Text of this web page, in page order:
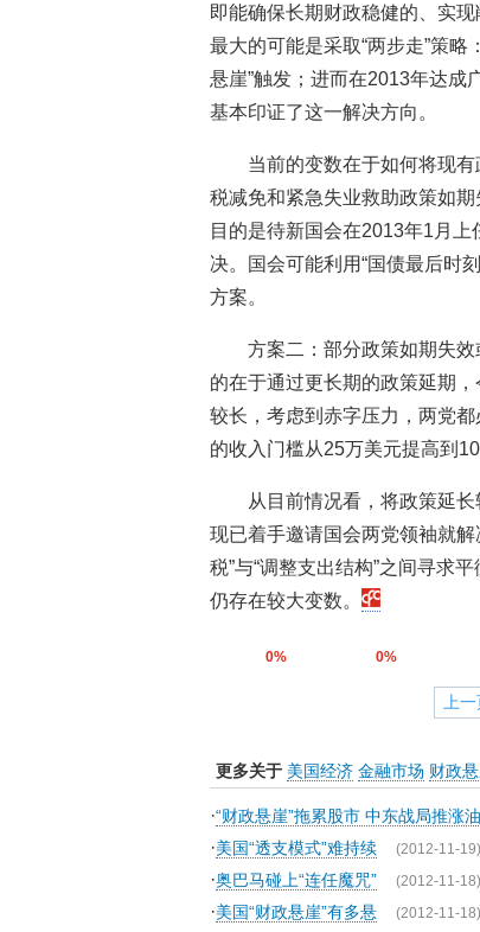
即能确保长期财政稳健的、实
最大的可能是采取“两步走”策
悬崖”触发；进而在2013年达成
基本印证了这一解决方向。
当前的变数在于如何将现
税减免和紧急失业救助政策如
目的是待新国会在2013年1月
决。国会可能利用“国债最后时
方案。
方案二：部分政策如期失
的在于通过更长期的政策延期
较长，考虑到赤字压力，两党
的收入门槛从25万美元提高到
从目前情况看，将政策延
现已着手邀请国会两党领袖就解
税”与“调整支出结构”之间寻求
仍存在较大变数。
0% 0%
上
更多关于 美国经济 金融市场 财政
·“财政悬崖”拖累股市 中东战局推涨
·美国“透支模式”难持续 (2012-11-19)
·奥巴马碰上“连任魔咒” (2012-11-18)
·美国“财政悬崖”有多悬 (2012-11-18)